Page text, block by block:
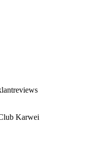
Karwei